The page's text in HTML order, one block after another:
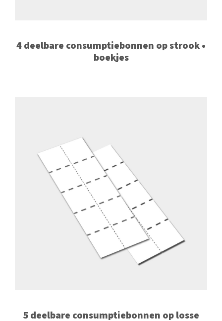
4 deelbare consumptiebonnen op strook •
boekjes
5 deelbare consumptiebonnen op losse